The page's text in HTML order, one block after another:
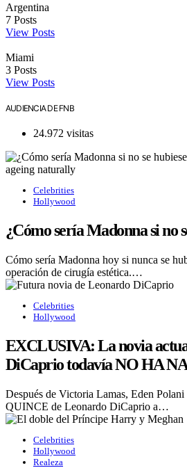
Argentina
7 Posts
View Posts
Miami
3 Posts
View Posts
AUDIENCIA DE FNB
24.972 visitas
Celebrities
Hollywood
¿Cómo sería Madonna si no
Cómo sería Madonna hoy si nunca se
operación de cirugía estética.…
Celebrities
Hollywood
EXCLUSIVA: La novia
DiCaprio todavía NO HA
Después de Victoria Lamas, Eden
QUINCE de Leonardo DiCaprio a…
Celebrities
Hollywood
Realeza